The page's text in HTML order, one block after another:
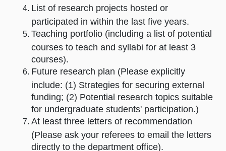
List of research projects hosted or
participated in within the last five years.
Teaching portfolio (including a list of potential
courses to teach and syllabi for at least 3
courses).
Future research plan (Please explicitly
include: (1) Strategies for securing external
funding; (2) Potential research topics suitable
for undergraduate students' participation.)
At least three letters of recommendation
(Please ask your referees to email the letters
directly to the department office).